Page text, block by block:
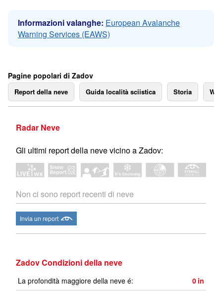
Informazioni valanghe: European Avalanche
Warning Services (EAWS)
Pagine popolari di Zadov
Report della neve Guida località sciistica Storia
Radar Neve
Gli ultimi report della neve vicino a Zadov:
Non ci sono report recenti di neve
Invia un report
Zadov Condizioni della neve
La profondità maggiore della neve é: 0 in